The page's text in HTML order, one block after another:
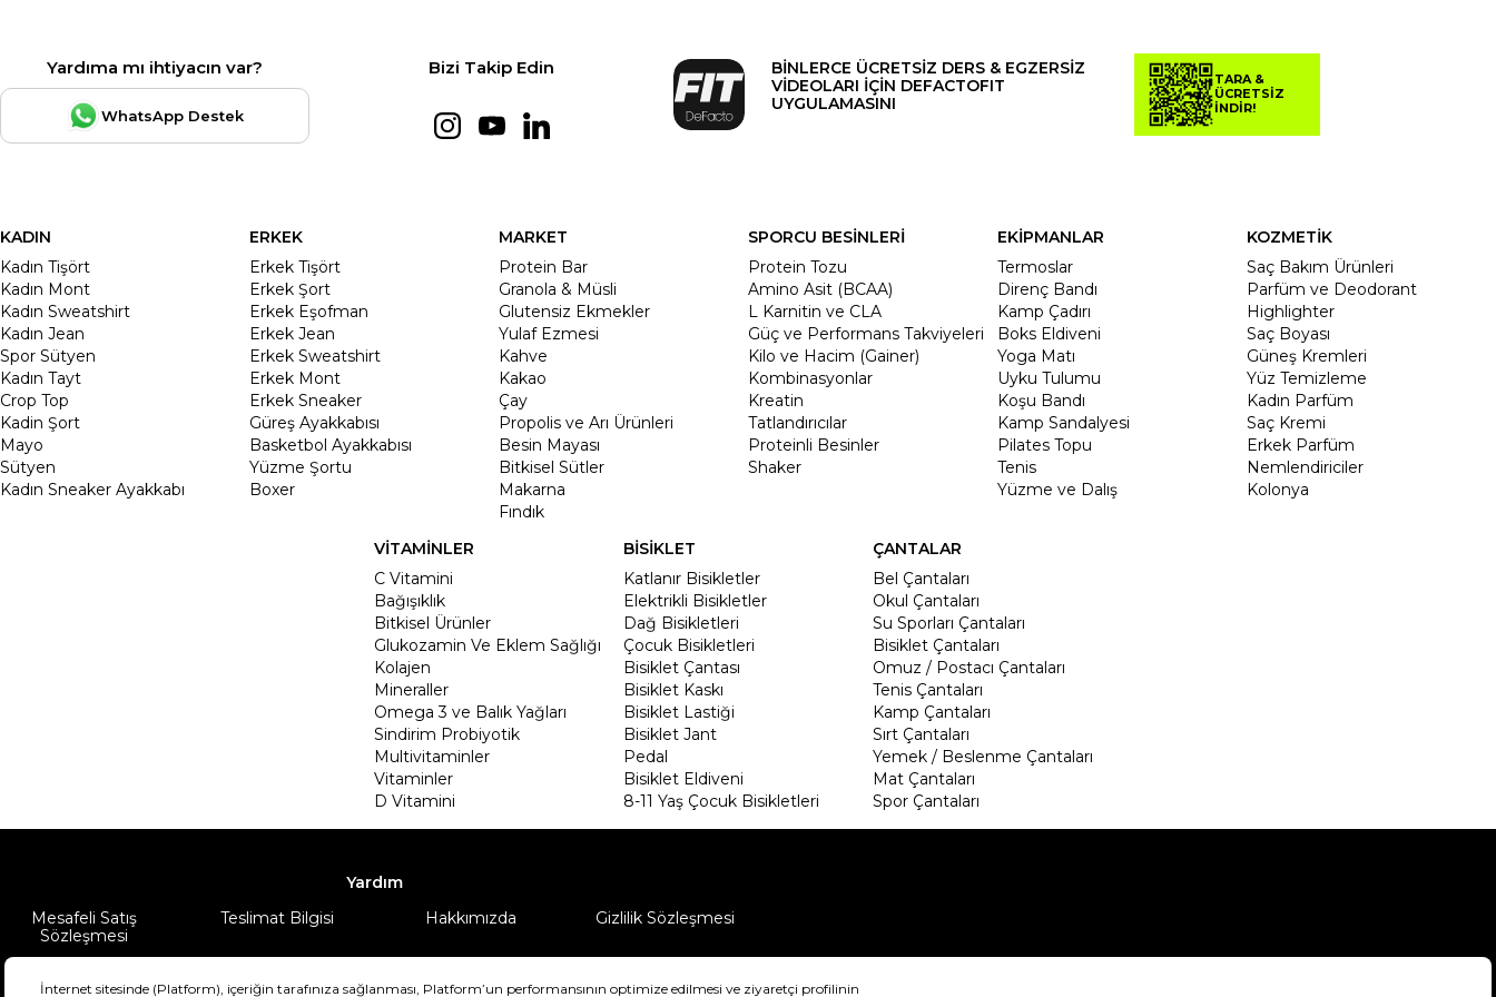
Yardıma mı ihtiyacın var?
WhatsApp Destek
Bizi Takip Edin
BİNLERCE ÜCRETSİZ DERS & EGZERSİZ
VİDEOLARI İÇİN DEFACTOFIT
UYGULAMASINI
TARA &
ÜCRETSİZ
İNDİR!
KADIN
Kadın Tişört
Kadın Mont
Kadın Sweatshirt
Kadın Jean
Spor Sütyen
Kadın Tayt
Crop Top
Kadin Şort
Mayo
Sütyen
Kadın Sneaker Ayakkabı
ERKEK
Erkek Tişört
Erkek Şort
Erkek Eşofman
Erkek Jean
Erkek Sweatshirt
Erkek Mont
Erkek Sneaker
Güreş Ayakkabısı
Basketbol Ayakkabısı
Yüzme Şortu
Boxer
MARKET
Protein Bar
Granola & Müsli
Glutensiz Ekmekler
Yulaf Ezmesi
Kahve
Kakao
Çay
Propolis ve Arı Ürünleri
Besin Mayası
Bitkisel Sütler
Makarna
Fındık
SPORCU BESİNLERİ
Protein Tozu
Amino Asit (BCAA)
L Karnitin ve CLA
Güç ve Performans Takviyeleri
Kilo ve Hacim (Gainer)
Kombinasyonlar
Kreatin
Tatlandırıcılar
Proteinli Besinler
Shaker
EKİPMANLAR
Termoslar
Direnç Bandı
Kamp Çadırı
Boks Eldiveni
Yoga Matı
Uyku Tulumu
Koşu Bandı
Kamp Sandalyesi
Pilates Topu
Tenis
Yüzme ve Dalış
KOZMETİK
Saç Bakım Ürünleri
Parfüm ve Deodorant
Highlighter
Saç Boyası
Güneş Kremleri
Yüz Temizleme
Kadın Parfüm
Saç Kremi
Erkek Parfüm
Nemlendiriciler
Kolonya
VİTAMİNLER
C Vitamini
Bağışıklık
Bitkisel Ürünler
Glukozamin Ve Eklem Sağlığı
Kolajen
Mineraller
Omega 3 ve Balık Yağları
Sindirim Probiyotik
Multivitaminler
Vitaminler
D Vitamini
BİSİKLET
Katlanır Bisikletler
Elektrikli Bisikletler
Dağ Bisikletleri
Çocuk Bisikletleri
Bisiklet Çantası
Bisiklet Kaskı
Bisiklet Lastiği
Bisiklet Jant
Pedal
Bisiklet Eldiveni
8-11 Yaş Çocuk Bisikletleri
ÇANTALAR
Bel Çantaları
Okul Çantaları
Su Sporları Çantaları
Bisiklet Çantaları
Omuz / Postacı Çantaları
Tenis Çantaları
Kamp Çantaları
Sırt Çantaları
Yemek / Beslenme Çantaları
Mat Çantaları
Spor Çantaları
Yardım
Mesafeli Satış
Sözleşmesi
Teslimat Bilgisi Hakkımızda Gizlilik Sözleşmesi